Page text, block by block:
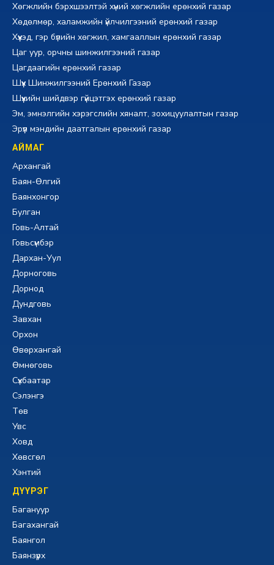
Хөгжлийн бэрхшээлтэй хүний хөгжлийн ерөнхий газар
Хөдөлмөр, халамжийн үйлчилгээний ерөнхий газар
Хүүхэд, гэр бүлийн хөгжил, хамгааллын ерөнхий газар
Цаг уур, орчны шинжилгээний газар
Цагдаагийн ерөнхий газар
Шүүх Шинжилгээний Ерөнхий Газар
Шүүхийн шийдвэр гүйцэтгэх ерөнхий газар
Эм, эмнэлгийн хэрэгслийн хяналт, зохицуулалтын газар
Эрүүл мэндийн даатгалын ерөнхий газар
АЙМАГ
Архангай
Баян-Өлгий
Баянхонгор
Булган
Говь-Алтай
Говьсүмбэр
Дархан-Уул
Дорноговь
Дорнод
Дундговь
Завхан
Орхон
Өвөрхангай
Өмнөговь
Сүхбаатар
Сэлэнгэ
Төв
Увс
Ховд
Хөвсгөл
Хэнтий
ДҮҮРЭГ
Багануур
Багахангай
Баянгол
Баянзүрх